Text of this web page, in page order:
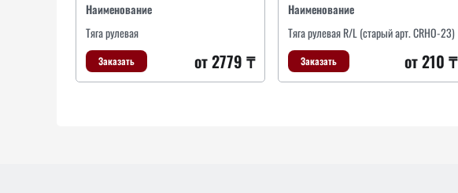
Наименование
Тяга рулевая
Заказать от 2779 ₸
Наименование
Тяга рулевая R/L (старый арт. CRHO-23)
Заказать от 210 ₸